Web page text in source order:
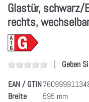
Glastür, schwarz/
rechts,
Geben
EAN / GTIN
Breite
595 mm